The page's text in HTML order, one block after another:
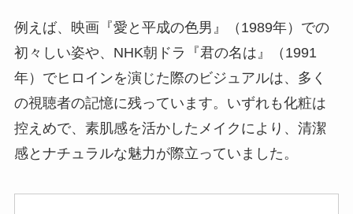
例えば、映画『愛と平成の色男』（1989年）での
初々しい姿や、NHK朝ドラ『君の名は』（1991
年）でヒロインを演じた際のビジュアルは、多く
の視聴者の記憶に残っています。いずれも化粧は
控えめで、素肌感を活かしたメイクにより、清潔
感とナチュラルな魅力が際立っていました。